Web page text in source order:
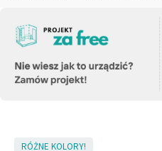
SkipRÓŻNE KOLORY!
Wszystkie Kolekcje
Szafa
Materace